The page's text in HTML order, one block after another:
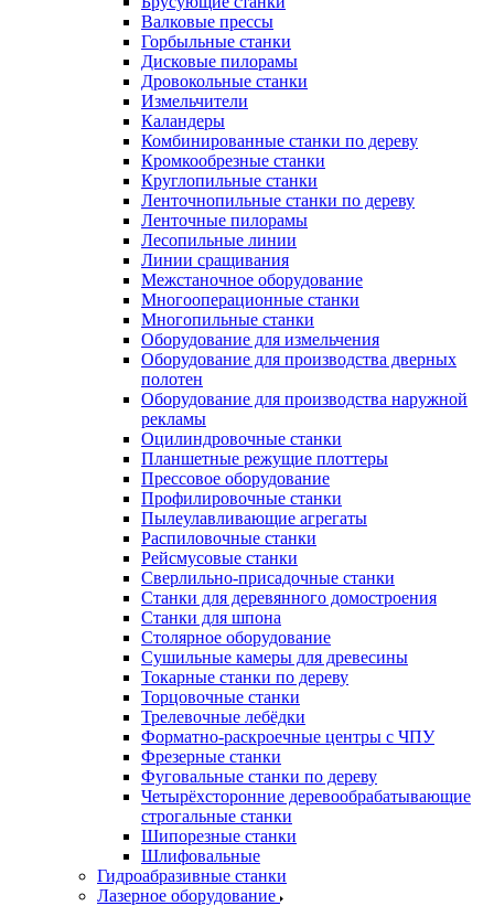
Валковые прессы
Горбыльные станки
Дисковые пилорамы
Дровокольные станки
Измельчители
Каландеры
Комбинированные станки по дереву
Кромкообрезные станки
Круглопильные станки
Ленточнопильные станки по дереву
Ленточные пилорамы
Лесопильные линии
Линии сращивания
Межстаночное оборудование
Многооперационные станки
Многопильные станки
Оборудование для измельчения
Оборудование для производства дверных
полотен
Оборудование для производства наружной
рекламы
Оцилиндровочные станки
Планшетные режущие плоттеры
Прессовое оборудование
Профилировочные станки
Пылеулавливающие агрегаты
Распиловочные станки
Рейсмусовые станки
Сверлильно-присадочные станки
Станки для деревянного домостроения
Станки для шпона
Столярное оборудование
Сушильные камеры для древесины
Токарные станки по дереву
Торцовочные станки
Трелевочные лебёдки
Форматно-раскроечные центры с ЧПУ
Фрезерные станки
Фуговальные станки по дереву
Четырёхсторонние деревообрабатывающие
строгальные станки
Шипорезные станки
Шлифовальные
Гидроабразивные станки
Лазерное оборудование